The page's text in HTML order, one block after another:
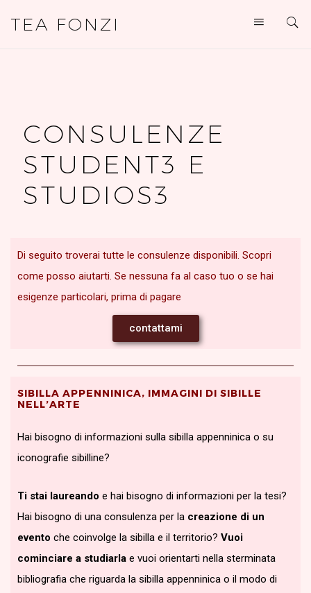
TEA FONZI
CONSULENZE
STUDENT3 E
STUDIOS3
Di seguito troverai tutte le consulenze disponibili. Scopri
come posso aiutarti. Se nessuna fa al caso tuo o se hai
esigenze particolari, prima di pagare
contattami
SIBILLA APPENNINICA, IMMAGINI DI SIBILLE
NELL’ARTE
Hai bisogno di informazioni sulla sibilla appenninica o su
iconografie sibilline?
Ti stai laureando e hai bisogno di informazioni per la tesi?
Hai bisogno di una consulenza per la creazione di un
evento che coinvolge la sibilla e il territorio? Vuoi
cominciare a studiarla e vuoi orientarti nella sterminata
bibliografia che riguarda la sibilla appenninica o il modo di